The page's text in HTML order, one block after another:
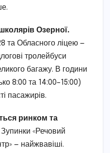
Озерної.
та Обласного ліцею —
тролейбуси
багажу. В години
8:00 та 14:00–15:00)
пасажирів.
ринком та
Зупинки «Речовий
— найжвавіші.